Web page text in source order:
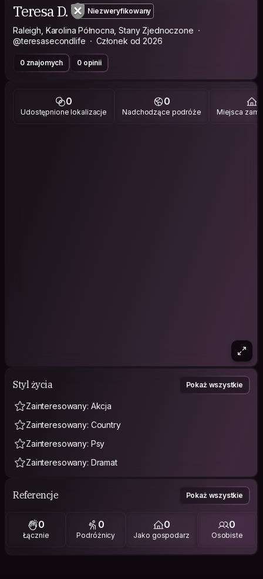
Teresa D. Niezweryfikowany
Raleigh, Karolina Północna, Stany Zjednoczone
@teresasecondlife
Członek od 2026
0 znajomych 0 opinii
0
Udostępnione lokalizacje
0
Nadchodzące podróże Miejsca
Styl życia Pokaż wszystkie
Zainteresowany: Akcja
Zainteresowany: Country
Zainteresowany: Psy
Zainteresowany: Dramat
Referencje Pokaż wszystkie
0
Łącznie
0
Podróżnicy
0
Jako gospodarz
0
Osobiste